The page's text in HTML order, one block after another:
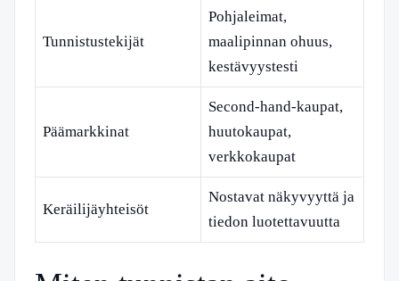
Tunnistustekijät
Pohjaleimat,
maalipinnan ohuus,
kestävyystesti
Päämarkkinat
Second-hand-kaupat,
huutokaupat,
verkkokaupat
Keräilijäyhteisöt
Nostavat näkyvyyttä ja
tiedon luotettavuutta